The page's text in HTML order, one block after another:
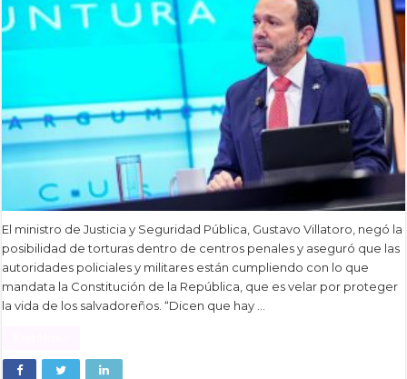
El ministro de Justicia y Seguridad Pública, Gustavo Villatoro, negó la
posibilidad de torturas dentro de centros penales y aseguró que las
autoridades policiales y militares están cumpliendo con lo que
mandata la Constitución de la República, que es velar por proteger
la vida de los salvadoreños. “Dicen que hay …